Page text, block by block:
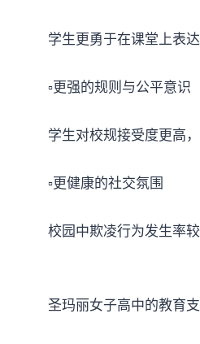
学生更勇于在课堂上表
▫️更强的规则与公平意识
学生对校规接受度更高
▫️更健康的社交氛围
校园中欺凌行为发生率
圣玛丽女子高中的教育支